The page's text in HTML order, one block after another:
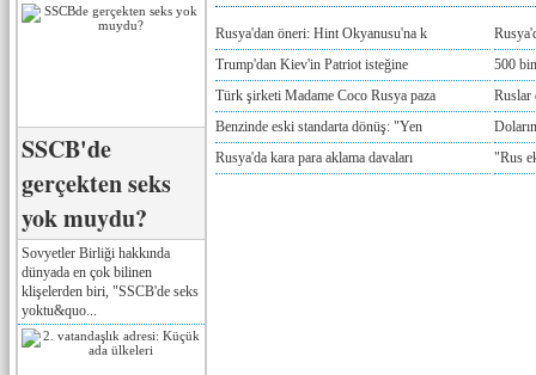
SSCB'de
gerçekten seks
yok muydu?
Sovyetler Birliği hakkında
dünyada en çok bilinen
klişelerden biri, "SSCB'de seks
yoktu&quo...
Rusya'dan öneri: Hint Okyanusu'na k
Trump'dan Kiev'in Patriot isteğine
500
Türk şirketi Madame Coco Rusya paza
Ruslar
Benzinde eski standarta dönüş: "Yen
Rusya'da kara para aklama davaları
"Rus